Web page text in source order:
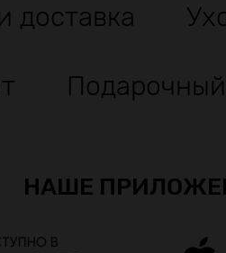
доставка
НАШЕ